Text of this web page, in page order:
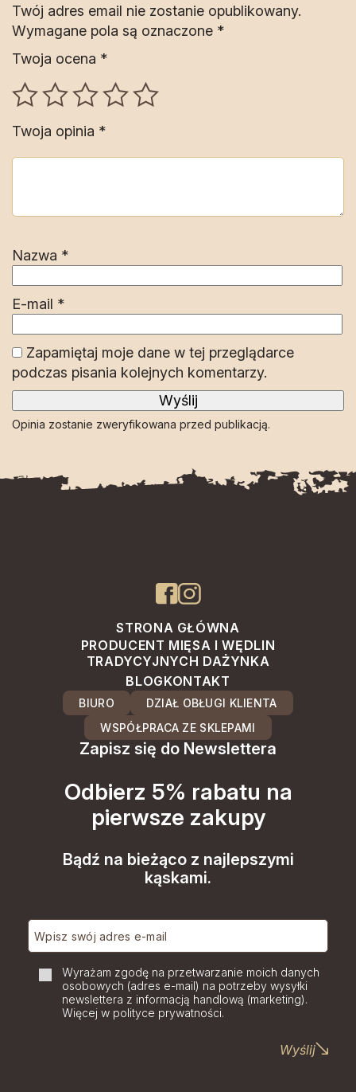
Twój adres email nie zostanie opublikowany.
Wymagane pola są oznaczone *
Twoja ocena *
Twoja opinia *
Nazwa *
E-mail *
Zapamiętaj moje dane w tej przeglądarce
podczas pisania kolejnych komentarzy.
Opinia zostanie zweryfikowana przed publikacją.
STRONA GŁÓWNA
PRODUCENT MIĘSA I WĘDLIN
TRADYCYJNYCH DAŻYNKA
BLOGKONTAKT
BIURO
DZIAŁ OBŁUGI KLIENTA
WSPÓŁPRACA ZE SKLEPAMI
Zapisz się do Newslettera
Odbierz 5% rabatu na
pierwsze zakupy
Bądź na bieżąco z najlepszymi
kąskami.
Wyrażam zgodę na przetwarzanie moich danych
osobowych (adres e-mail) na potrzeby wysyłki
newslettera z informacją handlową (marketing).
Więcej w polityce prywatności.
Wyślij